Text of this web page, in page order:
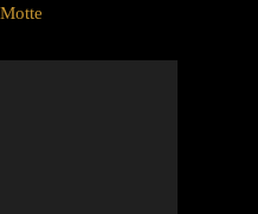
Motte